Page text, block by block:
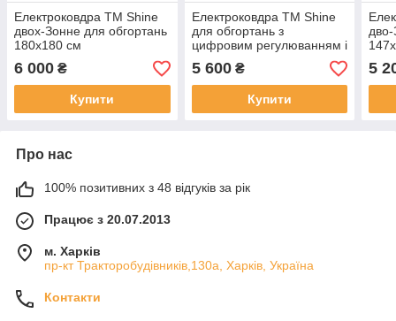
Електроковдра TM Shine
двох-Зонне для обгортань
180х180 см
6 000 ₴
Купити
Електроковдра TM Shine
для обгортань з
цифровим регулюванням і
таймером 180х180 см
5 600₴
Купити
дво-
5
Про нас
100% позитивних з 48 відгуків за рік
Працює з 20.07.2013
м. Харків
пр-кт Тракторобудівників,130а, Харків, Україна
Контакти